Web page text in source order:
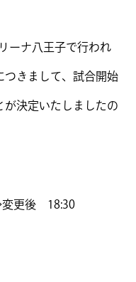
ーナ八王子で行われ
つきまして、試合開始
が決定いたしましたの
更後 18:30